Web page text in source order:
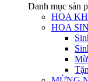
Danh mục sản
HOA
HOA